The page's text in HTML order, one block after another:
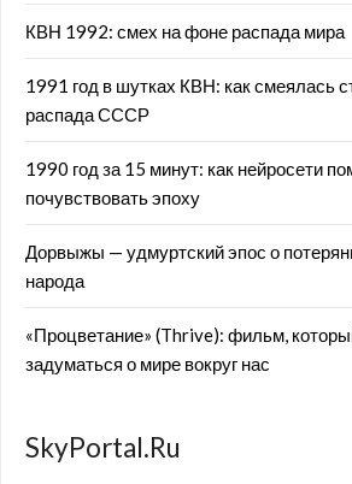
КВН 1992: смех на фоне распада мира
1991 год в шутках КВН: как смеялась
распада СССР
1990 год за 15 минут: как нейросети
почувствовать эпоху
Дорвыжы — удмуртский эпос о
народа
«Процветание» (Thrive): фильм,
задуматься о мире вокруг нас
SkyPortal.Ru